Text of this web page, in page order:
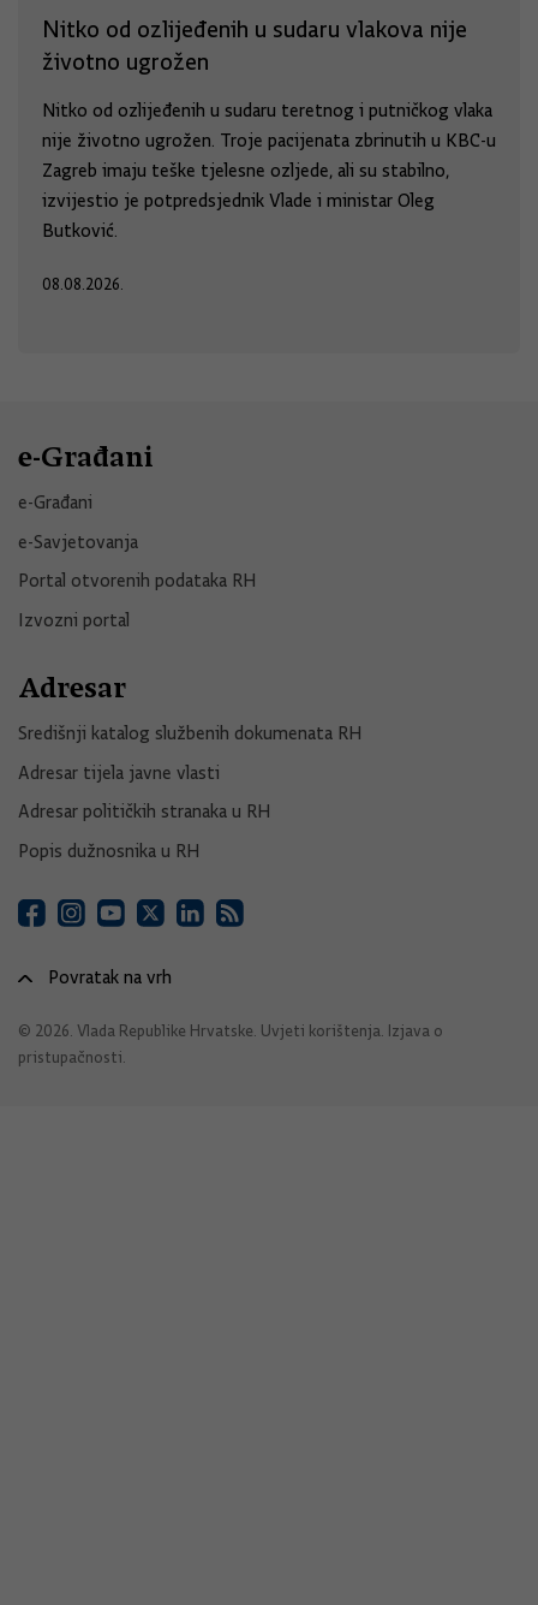
Nitko od ozlijeđenih u sudaru vlakova nije
životno ugrožen
Nitko od ozlijeđenih u sudaru teretnog i putničkog vlaka
nije životno ugrožen. Troje pacijenata zbrinutih u KBC-u
Zagreb imaju teške tjelesne ozljede, ali su stabilno,
izvijestio je potpredsjednik Vlade i ministar Oleg
Butković.
08.08.2026.
e-Građani
e-Građani
e-Savjetovanja
Portal otvorenih podataka RH
Izvozni portal
Adresar
Središnji katalog službenih dokumenata RH
Adresar tijela javne vlasti
Adresar političkih stranaka u RH
Popis dužnosnika u RH
Povratak na vrh
© 2026. Vlada Republike Hrvatske. Uvjeti korištenja Izjava o
pristupačnosti